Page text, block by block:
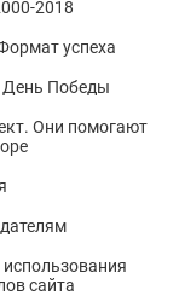
2018
успеха
Победы
Они помогают
сайта